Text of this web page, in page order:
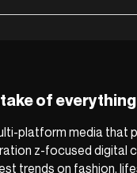
of
platform media that
z-focused digital
trends on fashion,